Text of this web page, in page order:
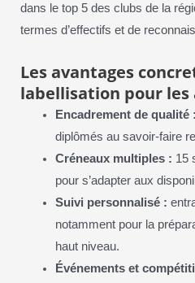
dans le top 5 des clubs de la
termes d’effectifs et de
Les avantages
labellisation pour
Encadrement de qualité :
diplômés au savoir-faire
Créneaux multiples : 15
pour s’adapter aux
Suivi personnalisé :
notamment pour la
haut niveau.
Événements et